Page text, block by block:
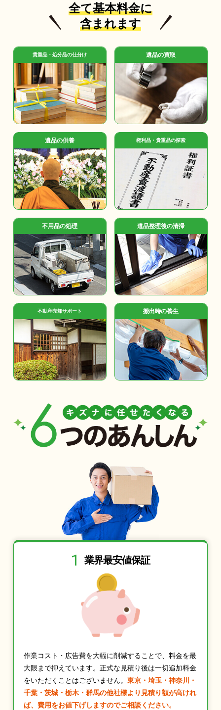
全て基本料金に
含まれます
貴重品・処分品の仕分け 遺品の買取
遺品の供養 権利品・貴重品の探索
不用品の処理 遺品整理後の清掃
不動産売却サポート 搬出時の養生
1 業界最安値保証
作業コスト・広告費を大幅に削減することで、料金を最
大限まで抑えています。正式な見積り後は一切追加料金
をいただくことはございません。 東京・埼玉・神奈川・
千葉・茨城・栃木・群馬の他社様より見積り額が高けれ
ば、費用をお値下げしますのでご相談ください。